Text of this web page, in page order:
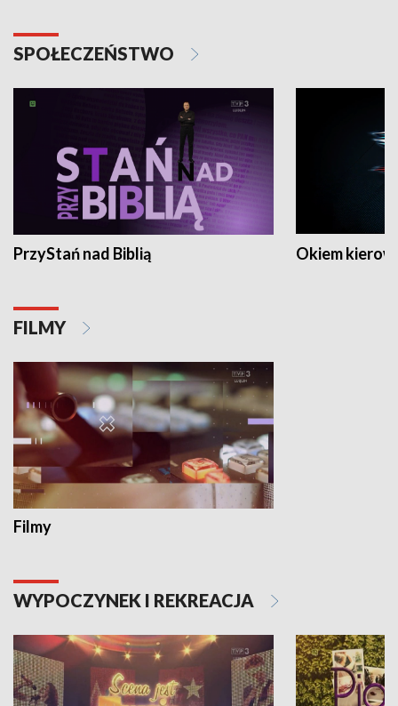
SPOŁECZEŃSTWO
PrzyStań nad Biblią Okiem
FILMY
Filmy
WYPOCZYNEK I REKREACJA